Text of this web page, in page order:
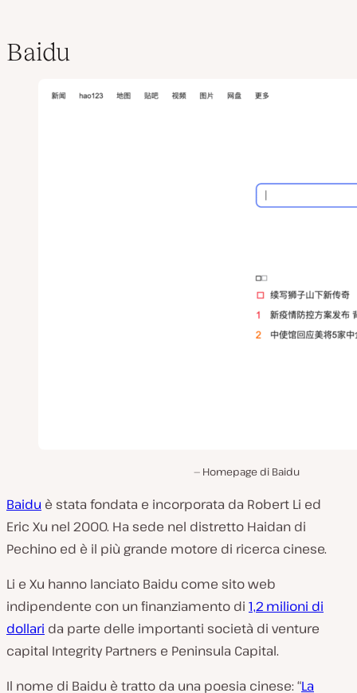
Baidu
Homepage di Baidu
Baidu è stata fondata e incorporata da Robert Li ed
Eric Xu nel 2000. Ha sede nel distretto Haidan di
Pechino ed è il più grande motore di ricerca cinese.
Li e Xu hanno lanciato Baidu come sito web
indipendente con un finanziamento di 1,2 milioni di
dollari da parte delle importanti società di venture
capital Integrity Partners e Peninsula Capital.
Il nome di Baidu è tratto da una poesia cinese: “La